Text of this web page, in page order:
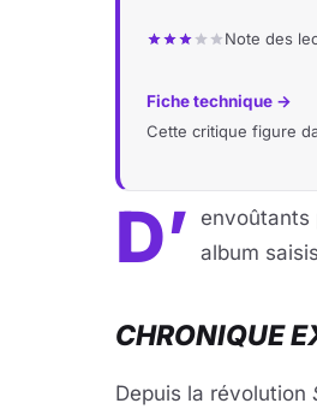
Note des
Fiche technique →
Cette critique figure
D’
envoûtants
album
CHRONIQUE
Depuis la révolution